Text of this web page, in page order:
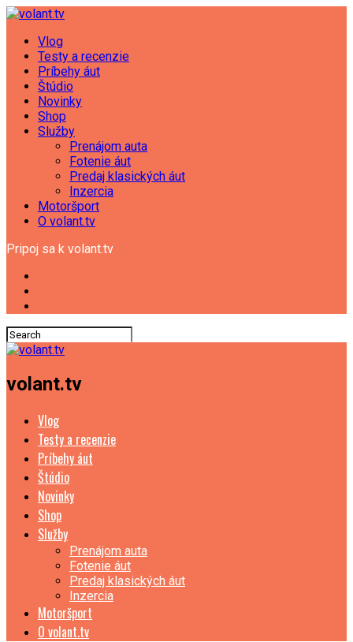
Vlog
Testy a recenzie
Príbehy áut
Štúdio
Novinky
Shop
Služby
Prenájom auta
Fotenie áut
Predaj klasických áut
Inzercia
Motoršport
O volant.tv
Pripoj sa k volant.tv
volant.tv
Vlog
Testy a recenzie
Príbehy áut
Štúdio
Novinky
Shop
Služby
Prenájom auta
Fotenie áut
Predaj klasických áut
Inzercia
Motoršport
O volant.tv